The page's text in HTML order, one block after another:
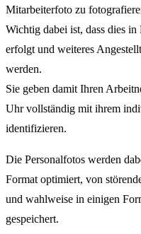
Mitarbeiterfoto zu
Wichtig dabei ist, dass dies in
erfolgt und weiteres
werden.
Sie geben damit Ihren
Uhr vollständig mit ihrem
identifizieren.
Die Personalfotos werden
Format optimiert, von
und wahlweise in einigen
gespeichert.